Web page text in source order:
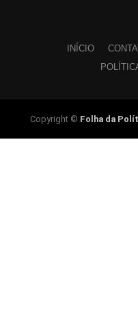
INÍCIO
Copyright © Folha da